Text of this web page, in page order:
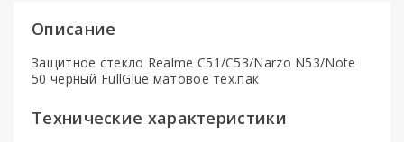
Описание
Защитное стекло Realme C51/C53/Narzo N53/Note
50 черный FullGlue матовое тех.пак
Технические характеристики